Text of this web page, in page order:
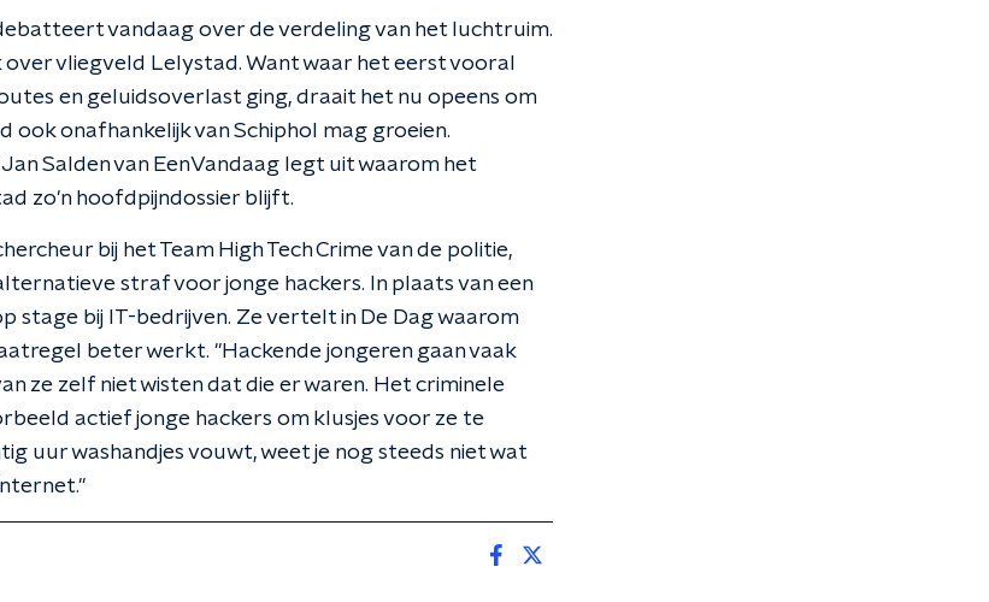
vandaag over de verdeling van het luchtruim.
over vliegveld Lelystad. Want waar het eerst vooral
en geluidsoverlast ging, draait het nu opeens om
ook onafhankelijk van Schiphol mag groeien.
Salden van EenVandaag legt uit waarom het
zo'n hoofdpijndossier blijft.
bij het Team High Tech Crime van de politie,
straf voor jonge hackers. In plaats van een
stage bij IT-bedrijven. Ze vertelt in De Dag waarom
beter werkt. "Hackende jongeren gaan vaak
ze zelf niet wisten dat die er waren. Het criminele
actief jonge hackers om klusjes voor ze te
uur washandjes vouwt, weet je nog steeds niet wat